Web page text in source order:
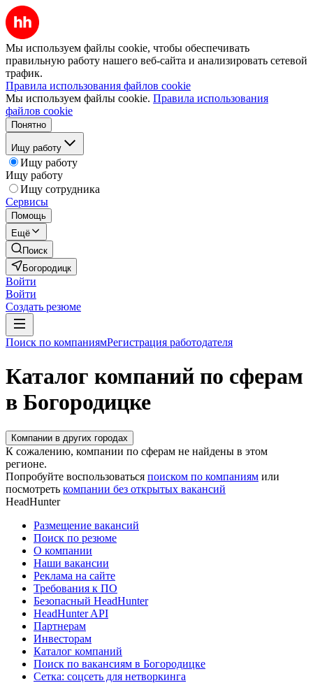
Мы используем файлы cookie, чтобы обеспечивать
правильную работу нашего веб-сайта и анализировать сетевой
трафик.
Правила использования файлов cookie
Мы используем файлы cookie. Правила использования
файлов cookie
Понятно
Ищу работу
Ищу работу
Ищу работу
Ищу сотрудника
Сервисы
Помощь
Ещё
Поиск
Богородицк
Войти
Войти
Создать резюме
Поиск по компаниямРегистрация работодателя
Каталог компаний по сферам
в Богородицке
Компании в других городах
К сожалению, компании по сферам не найдены в этом
регионе.
Попробуйте воспользоваться поиском по компаниям или
посмотреть компании без открытых вакансий
HeadHunter
Размещение вакансий
Поиск по резюме
О компании
Наши вакансии
Реклама на сайте
Требования к ПО
Безопасный HeadHunter
HeadHunter API
Партнерам
Инвесторам
Каталог компаний
Поиск по вакансиям в Богородицке
Сетка: соцсеть для нетворкинга